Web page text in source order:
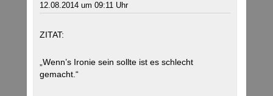
12.08.2014 um 09:11 Uhr
ZITAT:
„Wenn’s Ironie sein sollte ist es schlecht
gemacht.“